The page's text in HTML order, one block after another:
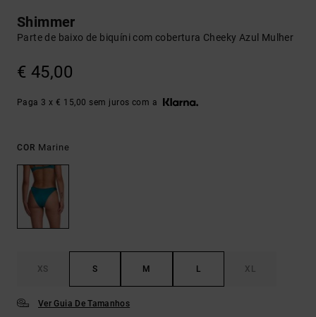
Shimmer
Parte de baixo de biquíni com cobertura Cheeky Azul Mulher
€ 45,00
Paga 3 x € 15,00 sem juros com a
COR Marine
XS S M L XL
Ver Guia De Tamanhos